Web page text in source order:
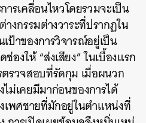
ารเคลื่อนไหวโดยรวมจะเป็น
งกรรมต่างวาระที่ปรากฏใน
ป้าของการวิจารณ์อยู่เป็น
ช่องให้ “ส่งเสียง” ในเบื้องแรก
รวจสอบที่รัดกุม เมื่อผนวก
ม่เคยมีมาก่อนของการได้
เพศชายที่มักอยู่ในตำแหน่งที่